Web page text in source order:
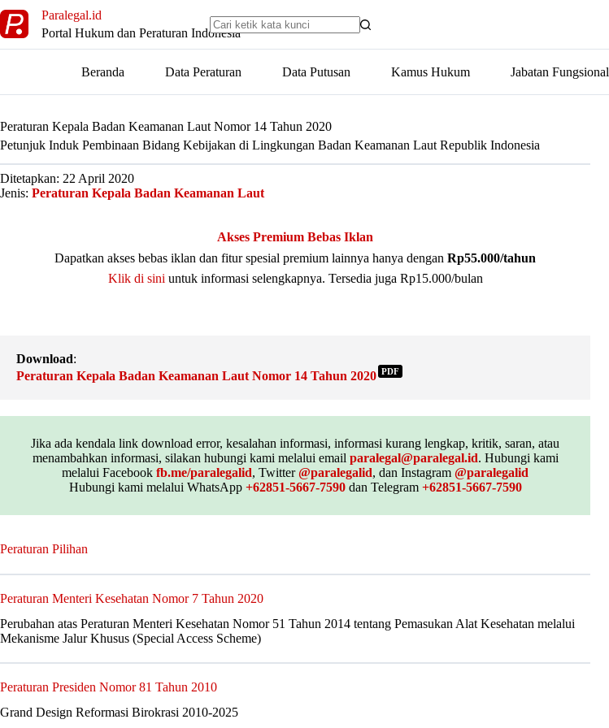
to
content
Paralegal.id
Portal Hukum dan Peraturan Indonesia
Beranda Data Peraturan Data Putusan Kamus Hukum Jabatan Fungsional
Peraturan Kepala Badan Keamanan Laut Nomor 14 Tahun 2020
Petunjuk Induk Pembinaan Bidang Kebijakan di Lingkungan Badan Keamanan Laut Republik Indonesia
Ditetapkan: 22 April 2020
Jenis: Peraturan Kepala Badan Keamanan Laut
Akses Premium Bebas Iklan
Dapatkan akses bebas iklan dan fitur spesial premium lainnya hanya dengan Rp55.000/tahun
Klik di sini untuk informasi selengkapnya. Tersedia juga Rp15.000/bulan
Download:
Peraturan Kepala Badan Keamanan Laut Nomor 14 Tahun 2020 PDF
Jika ada kendala link download error, kesalahan informasi, informasi kurang lengkap, kritik, saran, atau
menambahkan informasi, silakan hubungi kami melalui email paralegal@paralegal.id. Hubungi kami
melalui Facebook fb.me/paralegalid, Twitter@paralegalid, dan Instagram @paralegalid
Hubungi kami melalui WhatsApp +62851-5667-7590dan Telegram +62851-5667-7590
Peraturan Pilihan
Peraturan Menteri Kesehatan Nomor 7 Tahun 2020
Perubahan atas Peraturan Menteri Kesehatan Nomor 51 Tahun 2014 tentang Pemasukan Alat Kesehatan melalui
Mekanisme Jalur Khusus (Special Access Scheme)
Peraturan Presiden Nomor 81 Tahun 2010
Grand Design Reformasi Birokrasi 2010-2025